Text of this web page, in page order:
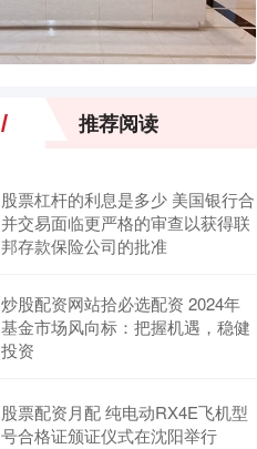
推荐阅读
股票杠杆的利息是多少 美国银行合
并交易面临更严格的审查以获得联
邦存款保险公司的批准
炒股配资网站拾必选配资 2024年
基金市场风向标：把握机遇，稳健
投资
股票配资月配 纯电动RX4E飞机型
号合格证颁证仪式在沈阳举行